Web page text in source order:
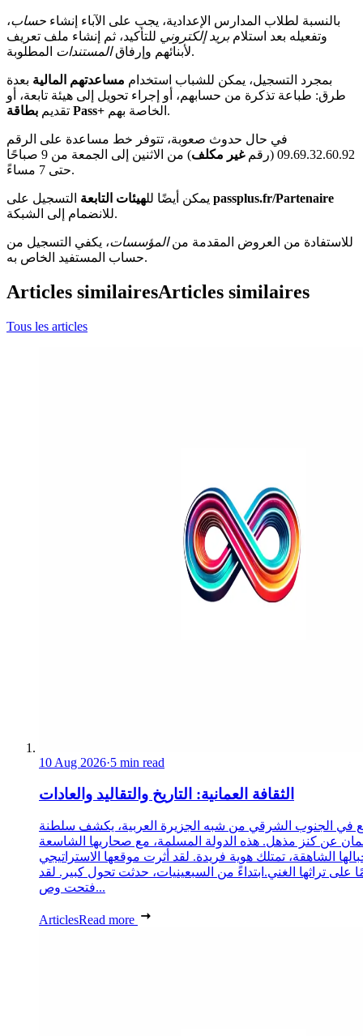
بالنسبة لطلاب المدارس الإعدادية، يجب على الآباء إنشاء حساب،
وتفعيله بعد استلامبريد إلكتروني للتأكيد، ثم إنشاء ملف تعريف
لأبنائهم وإرفاقالمستندات المطلوبة.
بمجرد التسجيل، يمكن للشباب استخدام مساعدتهم المالية بعدة
طرق: طباعة تذكرة من حسابهم، أو إجراء تحويل إلى هيئة تابعة، أو
تقديم بطاقة Pass+ الخاصة بهم.
في حال حدوث صعوبة، تتوفر خط مساعدة على الرقم
09.69.32.60.92 (رقم
غير مكلف
) من الاثنين إلى الجمعة من 9 صباحًا
حتى 7 مساءً.
يمكن أيضًا للهيئات التابعة
passplus.fr/Partenaire
للانضمام إلى الشبكة.
للاستفادة من العروض المقدمة منالمؤسسات، يكفي التسجيل من
حساب المستفيد الخاص به.
Articles similairesArticles similaires
Tous les articles
10 Aug 2026·5 min read
الثقافة العمانية: التاريخ والتقاليد والعادات
في الجنوب الشرقي من شبه الجزيرة العربية، يكشف سلطنة
عن كنز مذهل. هذه الدولة المسلمة، مع صحاريها الشاسعة
الشاهقة، تمتلك هوية فريدة. لقد أثرت موقعها الاستراتيجي
على تراثها الغني.ابتداءً من السبعينيات، حدثت تحول كبير. لقد
فتحت وص...
ArticlesRead more